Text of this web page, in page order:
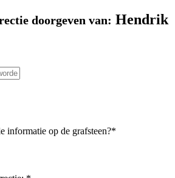
doorgeven van: Hendrik
informatie op de grafsteen?*